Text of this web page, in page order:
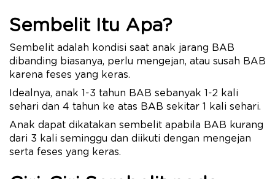
Sembelit Itu Apa?
Sembelit adalah kondisi saat anak jarang BAB
dibanding biasanya, perlu mengejan, atau susah BAB
karena feses yang keras.
Idealnya, anak 1-3 tahun BAB sebanyak 1-2 kali
sehari dan 4 tahun ke atas BAB sekitar 1 kali sehari.
Anak dapat dikatakan sembelit apabila BAB kurang
dari 3 kali seminggu dan diikuti dengan mengejan
serta feses yang keras.